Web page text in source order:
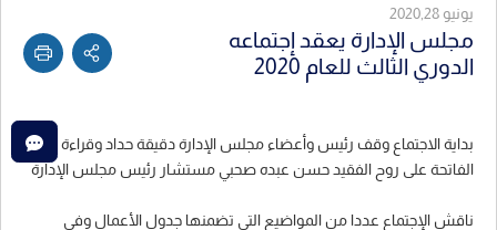
يونيو 2020,28
مجلس الإدارة يعقد إجتماعه
الدوري الثالث للعام 2020
بداية الاجتماع وقف رئيس وأعضاء مجلس الإدارة دقيقة حداد وقراءة
الفاتحة على روح الفقيد حسن عبده صحبي مستشار رئيس مجلس الإدارة
ناقش الإجتماع عددا من المواضيع التي تضمنها جدول الأعمال وفي